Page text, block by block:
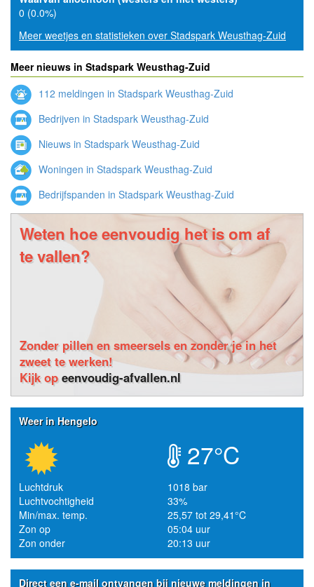
0 (0.0%)
Meer weetjes en statistieken over Stadspark Weusthag-Zuid
Meer nieuws in Stadspark Weusthag-Zuid
112 meldingen in Stadspark Weusthag-Zuid
Bedrijven in Stadspark Weusthag-Zuid
Nieuws in Stadspark Weusthag-Zuid
Woningen in Stadspark Weusthag-Zuid
Bedrijfspanden in Stadspark Weusthag-Zuid
Weten hoe eenvoudig het is om af
te vallen?
Zonder pillen en smeersels en zonder je in het
zweet te werken!
Kijk opeenvoudig-afvallen.nl
Weer in Hengelo
27°C
Luchtdruk
1018 bar
Luchtvochtigheid
33%
Min/max. temp.
25,57 tot 29,41°C
Zon op
05:04 uur
Zon onder
20:13 uur
Direct een e-mail ontvangen bij nieuwe meldingen in